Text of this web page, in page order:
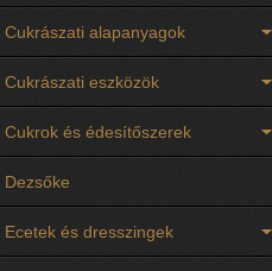
Cukrászati alapanyagok
Cukrászati eszközök
Cukrok és édesítőszerek
Dezsőke
Ecetek és dresszingek